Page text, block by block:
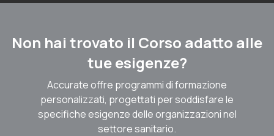
Non hai trovato il Corso adatto alle
tue esigenze?
Accurate offre programmi di formazione
personalizzati, progettati per soddisfare le
specifiche esigenze delle organizzazioni nel
settore sanitario.